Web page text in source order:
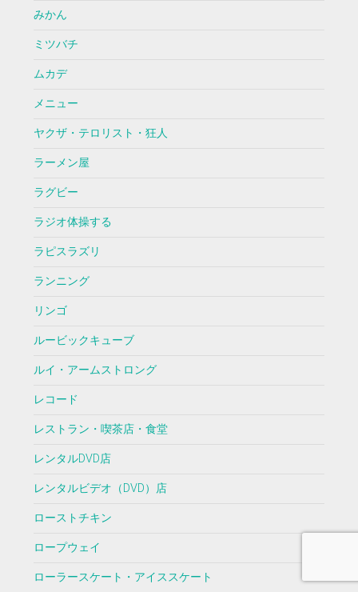
みかん
ミツバチ
ムカデ
メニュー
ヤクザ・テロリスト・狂人
ラーメン屋
ラグビー
ラジオ体操する
ラピスラズリ
ランニング
リンゴ
ルービックキューブ
ルイ・アームストロング
レコード
レストラン・喫茶店・食堂
レンタルDVD店
レンタルビデオ（DVD）店
ローストチキン
ロープウェイ
ローラースケート・アイススケート